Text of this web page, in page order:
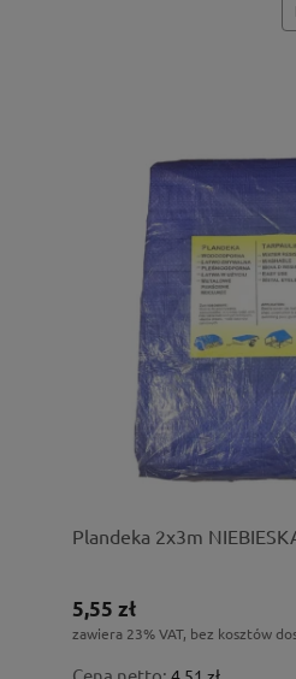
Plandeka 2x3m
5,55 zł
zawiera 23% VAT, bez kosztów
Cena netto: